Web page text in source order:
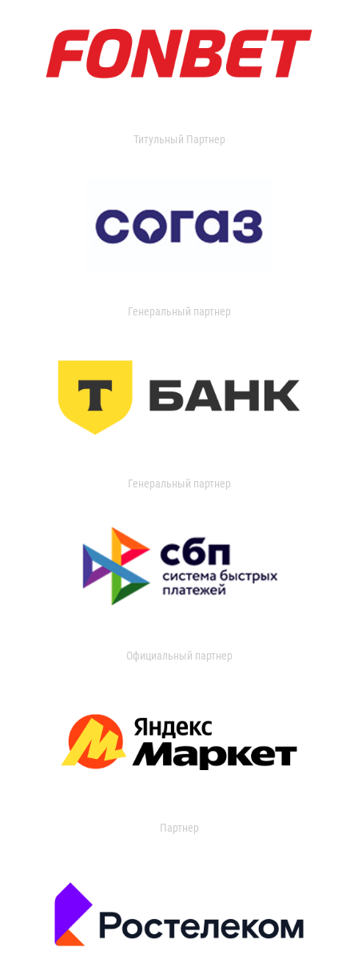
Титульный Партнер
Генеральный партнер
Генеральный партнер
Официальный партнер
Партнер